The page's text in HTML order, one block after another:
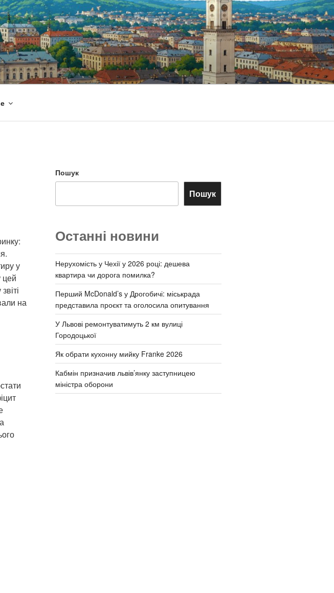
у
цей
на
Пошук
Пошук
Останні новини
Нерухомість у Чехії у 2026 році: дешева
квартира чи дорога помилка?
Перший McDonald’s у Дрогобичі: міськрада
представила проєкт та оголосила опитування
У Львові ремонтуватимуть 2 км вулиці
Городоцької
Як обрати кухонну мийку Franke 2026
Кабмін призначив львів’янку заступницею
міністра оборони